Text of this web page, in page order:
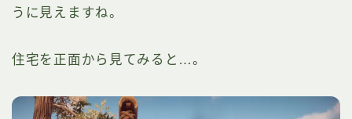
うに見えますね。
住宅を正面から見てみると…。